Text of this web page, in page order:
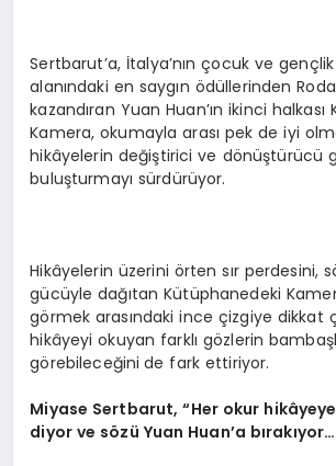
Sertbarut’a, İtalya’nın çocuk ve
alanındaki en saygın ödüllerinden
kazandıran Yuan Huan’ın ikinci
Kamera, okumayla arası pek de iyi
hikâyelerin değiştirici ve dönüştürücü
buluşturmayı sürdürüyor.
Hikâyelerin üzerini örten sır perdesini,
gücüyle dağıtan Kütüphanedeki
görmek arasındaki ince çizgiye dikkat
hikâyeyi okuyan farklı gözlerin
görebileceğini de fark ettiriyor.
Miyase Sertbarut,“Her okur
diyor ve sözü Yuan Huan’a bırakıyor…